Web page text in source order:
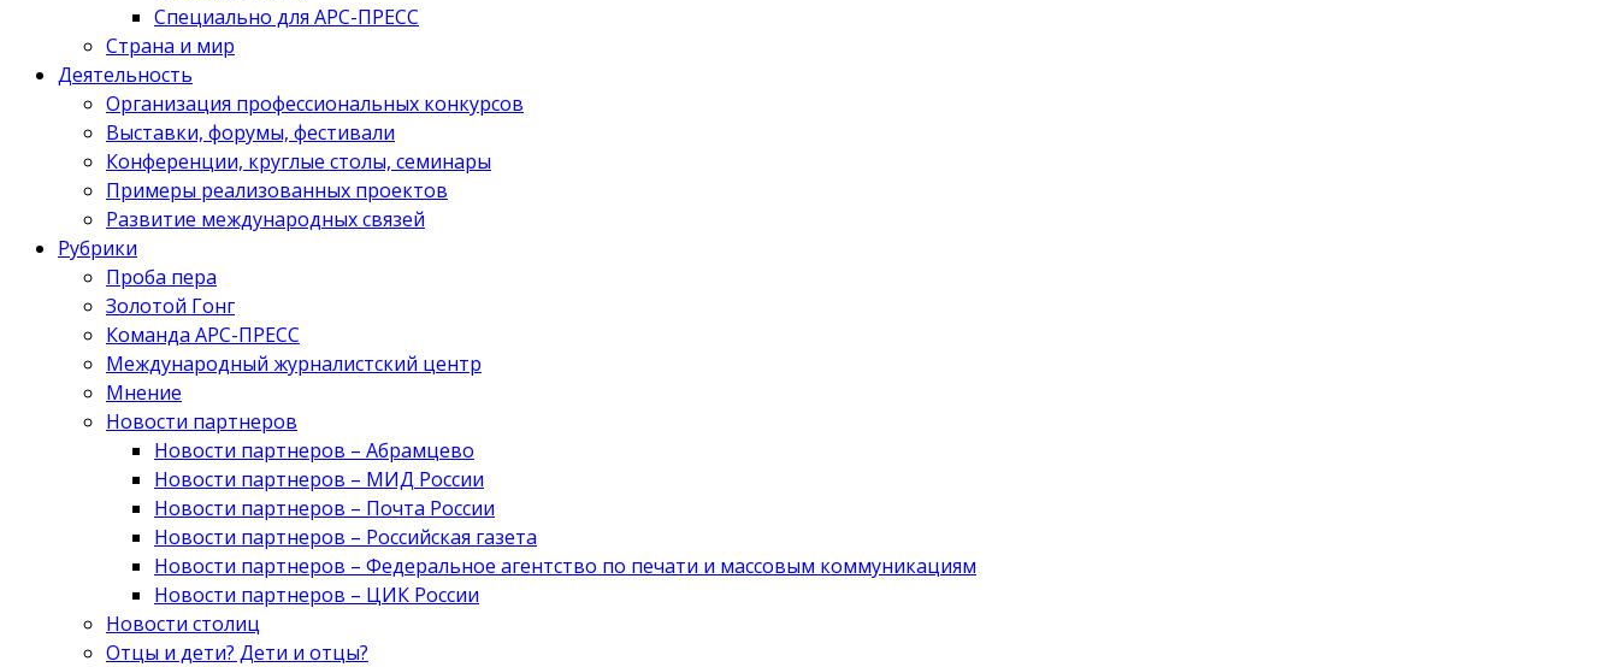
Специально для АРС-ПРЕСС
Страна и мир
Деятельность
Организация профессиональных конкурсов
Выставки, форумы, фестивали
Конференции, круглые столы, семинары
Примеры реализованных проектов
Развитие международных связей
Рубрики
Проба пера
Золотой Гонг
Команда АРС-ПРЕСС
Международный журналистский центр
Мнение
Новости партнеров
Новости партнеров – Абрамцево
Новости партнеров – МИД России
Новости партнеров – Почта России
Новости партнеров – Российская газета
Новости партнеров – Федеральное агентство по печати и массовым коммуникациям
Новости партнеров – ЦИК России
Новости столиц
Отцы и дети? Дети и отцы?